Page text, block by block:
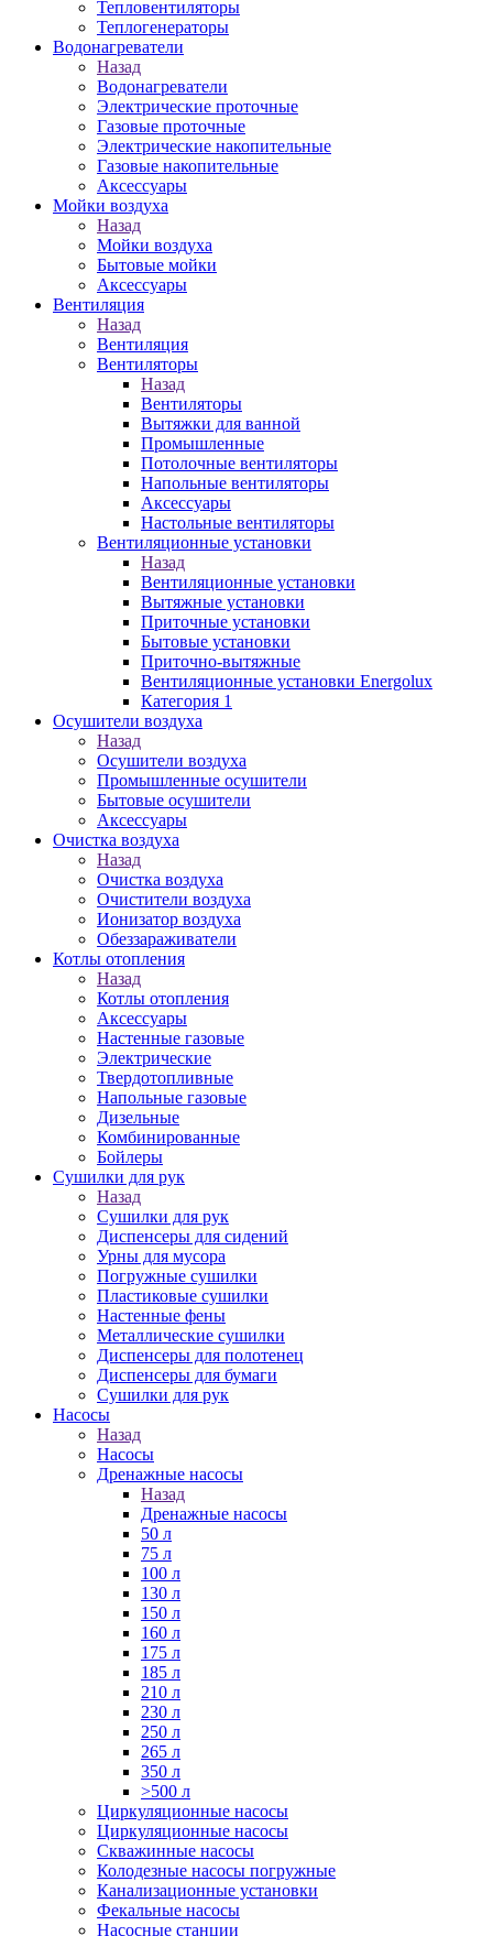
Тепловентиляторы
Теплогенераторы
Водонагреватели
Назад
Водонагреватели
Электрические проточные
Газовые проточные
Электрические накопительные
Газовые накопительные
Аксессуары
Мойки воздуха
Назад
Мойки воздуха
Бытовые мойки
Аксессуары
Вентиляция
Назад
Вентиляция
Вентиляторы
Назад
Вентиляторы
Вытяжки для ванной
Промышленные
Потолочные вентиляторы
Напольные вентиляторы
Аксессуары
Настольные вентиляторы
Вентиляционные установки
Назад
Вентиляционные установки
Вытяжные установки
Приточные установки
Бытовые установки
Приточно-вытяжные
Вентиляционные установки Energolux
Категория 1
Осушители воздуха
Назад
Осушители воздуха
Промышленные осушители
Бытовые осушители
Аксессуары
Очистка воздуха
Назад
Очистка воздуха
Очистители воздуха
Ионизатор воздуха
Обеззараживатели
Котлы отопления
Назад
Котлы отопления
Аксессуары
Настенные газовые
Электрические
Твердотопливные
Напольные газовые
Дизельные
Комбинированные
Бойлеры
Сушилки для рук
Назад
Сушилки для рук
Диспенсеры для сидений
Урны для мусора
Погружные сушилки
Пластиковые сушилки
Настенные фены
Металлические сушилки
Диспенсеры для полотенец
Диспенсеры для бумаги
Сушилки для рук
Насосы
Назад
Насосы
Дренажные насосы
Назад
Дренажные насосы
50 л
75 л
100 л
130 л
150 л
160 л
175 л
185 л
210 л
230 л
250 л
265 л
350 л
>500 л
Циркуляционные насосы
Циркуляционные насосы
Скважинные насосы
Колодезные насосы погружные
Канализационные установки
Фекальные насосы
Насосные станции